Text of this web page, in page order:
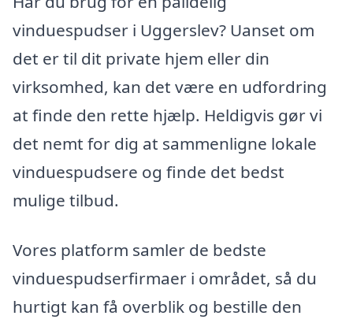
vinduespudser i Uggerslev? Uanset om
det er til dit private hjem eller din
virksomhed, kan det være en udfordring
at finde den rette hjælp. Heldigvis gør vi
det nemt for dig at sammenligne lokale
vinduespudsere og finde det bedst
mulige tilbud.
Vores platform samler de bedste
vinduespudserfirmaer i området, så du
hurtigt kan få overblik og bestille den